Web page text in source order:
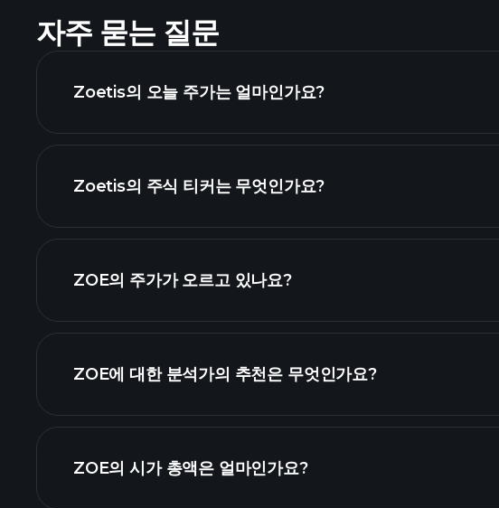
자주 묻는 질문
Zoetis의 오늘 주가는 얼마인가요?
Zoetis의 주식 티커는 무엇인가요?
ZOE의 주가가 오르고 있나요?
ZOE에 대한 분석가의 추천은 무엇인가요?
ZOE의 시가 총액은 얼마인가요?